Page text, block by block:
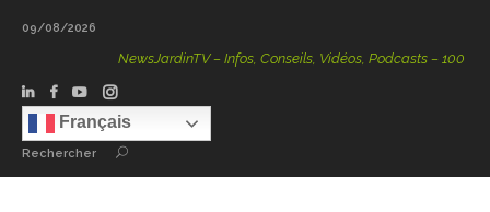
09/08/2026
NewsJardinTV – Infos, Conseils, Vidéos, Podcasts – 100 %
Français
Rechercher